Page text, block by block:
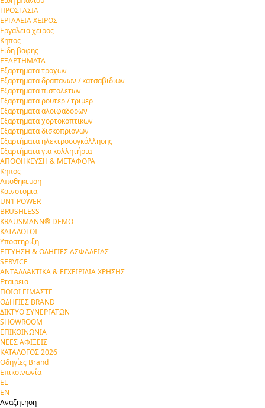
ΠΡΟΣΤΑΣΙΑ
ΕΡΓΑΛΕΙΑ ΧΕΙΡΟΣ
Εργαλεια χειρος
Κηπος
Ειδη βαφης
ΕΞΑΡΤΗΜΑΤΑ
Εξαρτηματα τροχων
Εξαρτηματα δραπανων / κατσαβιδιων
Εξαρτηματα πιστολετων
Εξαρτηματα ρουτερ / τριμερ
Εξαρτηματα αλοιφαδορων
Εξαρτηματα χορτοκοπτικων
Εξαρτηματα δισκοπριονων
Εξαρτήματα ηλεκτροσυγκόλλησης
Εξαρτήματα για κολλητήρια
ΑΠΟΘΗΚΕΥΣΗ & ΜΕΤΑΦΟΡΑ
Κηπος
Αποθηκευση
Καινοτομια
UN1 POWER
BRUSHLESS
KRAUSMANN® DEMO
ΚΑΤΑΛΟΓΟΙ
Υποστηριξη
ΕΓΓΥΗΣΗ & ΟΔΗΓΙΕΣ ΑΣΦΑΛΕΙΑΣ
SERVICE
ΑΝΤΑΛΛΑΚΤΙΚΑ & ΕΓΧΕΙΡΙΔΙΑ ΧΡΗΣΗΣ
Εταιρεια
ΠΟΙΟΙ ΕΙΜΑΣΤΕ
ΟΔΗΓΙΕΣ BRAND
ΔΙΚΤΥΟ ΣΥΝΕΡΓΑΤΩΝ
SHOWROOM
ΕΠΙΚΟΙΝΩΝΙΑ
ΝΕΕΣ ΑΦΙΞΕΙΣ
ΚΑΤΑΛΟΓΟΣ 2026
Οδηγίες Brand
Επικοινωνία
EL
EN
Αναζητηση